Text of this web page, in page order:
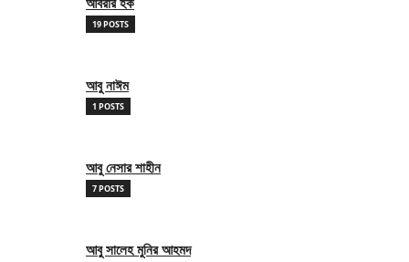
19 POSTS
আবু নাঈম
1 POSTS
আবু নেসার শাহীন
7 POSTS
আবু সালেহ মুনির আহমদ